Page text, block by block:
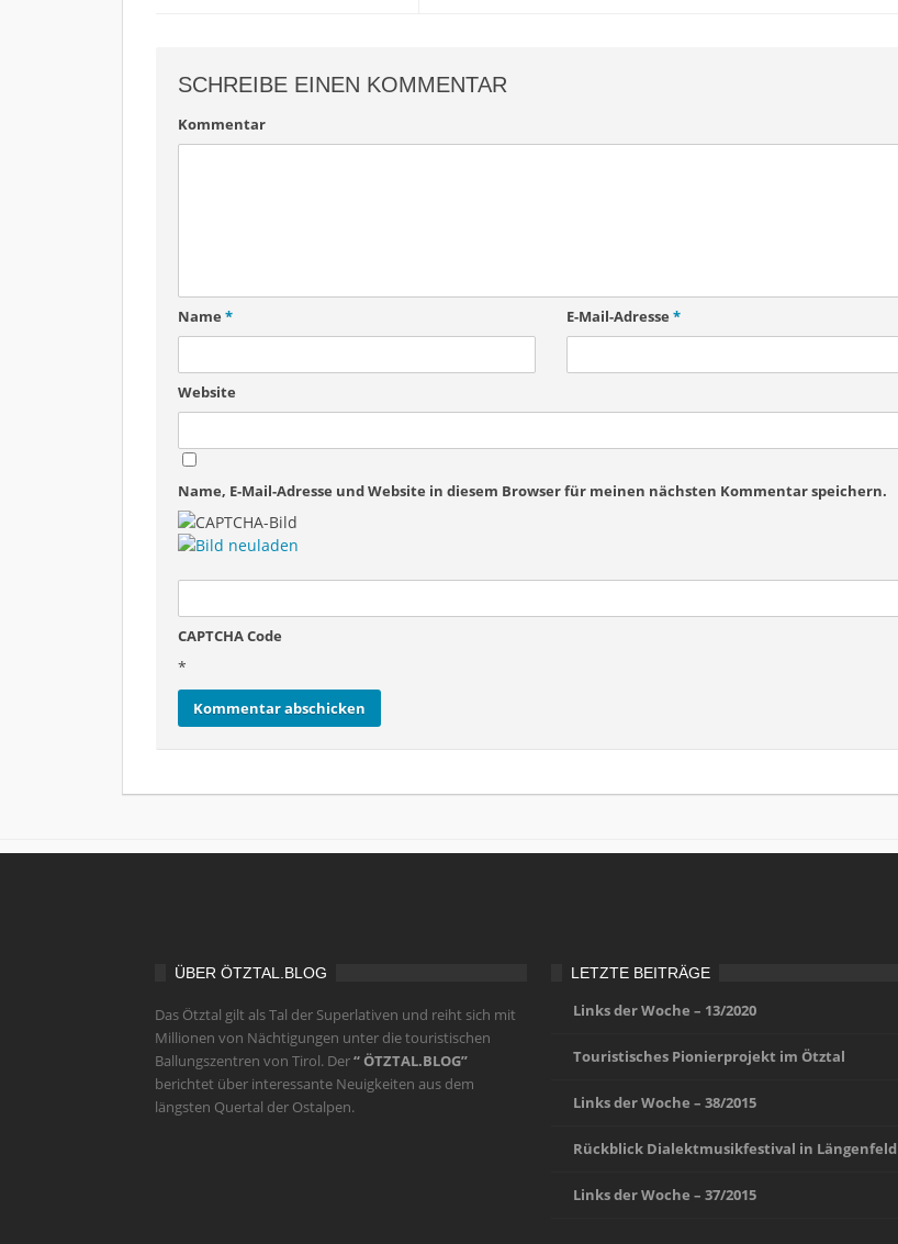
SCHREIBE EINEN KOMMENTAR
Kommentar
Name * E-Mail-Adresse *
Website
Name, E-Mail-Adresse und Website in diesem Browser für meinen nächsten Kommentar speichern.
CAPTCHA Code
*
ÜBER ÖTZTAL.BLOG
Das Ötztal gilt als Tal der Superlativen und reiht sich mit
Millionen von Nächtigungen unter die touristischen
Ballungszentren von Tirol. Der“ ÖTZTAL.BLOG”
berichtet über interessante Neuigkeiten aus dem
längsten Quertal der Ostalpen.
LETZTE BEITRÄGE
Links der Woche – 13/2020
Touristisches Pionierprojekt im Ötztal
Links der Woche – 38/2015
Rückblick Dialektmusikfestival in Längenfeld
Links der Woche – 37/2015